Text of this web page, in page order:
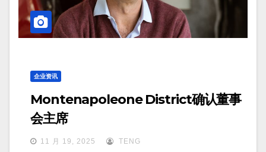
企业资讯
Montenapoleone District确认董事
会主席
11 月 19, 2025 TENG